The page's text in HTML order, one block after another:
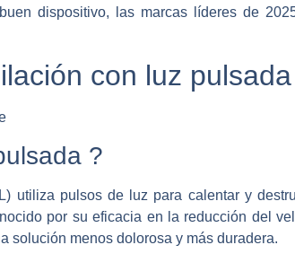
dispositivo, las marcas líderes de
con luz pulsada
?
utiliza pulsos de luz para calentar y
por su eficacia en la reducción del
solución menos dolorosa y más duradera.